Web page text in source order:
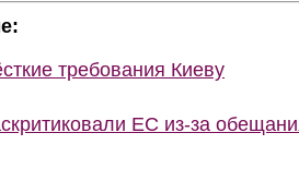
требования Киеву
ЕС из-за